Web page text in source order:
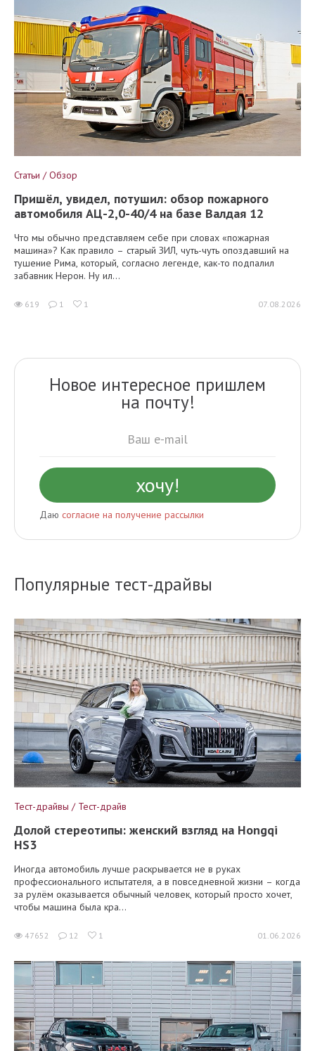
Статьи / Обзор
Пришёл, увидел, потушил: обзор пожарного
автомобиля АЦ-2,0-40/4 на базе Валдая 12
Что мы обычно представляем себе при словах «пожарная
машина»? Как правило – старый ЗИЛ, чуть-чуть опоздавший на
тушение Рима, который, согласно легенде, как-то подпалил
забавник Нерон. Ну ил...
619 1 1 07.08.2026
Новое интересное пришлем
на почту!
Даю согласие на получение рассылки
Популярные тест-драйвы
Тест-драйвы / Тест-драйв
Долой стереотипы: женский взгляд на Hongqi
HS3
Иногда автомобиль лучше раскрывается не в руках
профессионального испытателя, а в повседневной жизни – когда
за рулём оказывается обычный человек, который просто хочет,
чтобы машина была кра...
47652 12 1 01.06.2026